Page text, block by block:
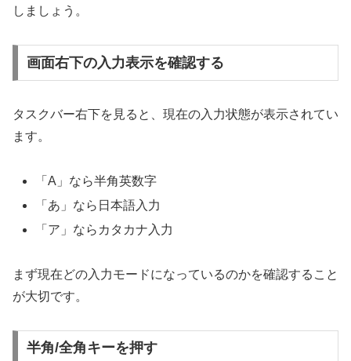
しましょう。
画面右下の入力表示を確認する
タスクバー右下を見ると、現在の入力状態が表示されてい
ます。
「A」なら半角英数字
「あ」なら日本語入力
「ア」ならカタカナ入力
まず現在どの入力モードになっているのかを確認すること
が大切です。
半角/全角キーを押す